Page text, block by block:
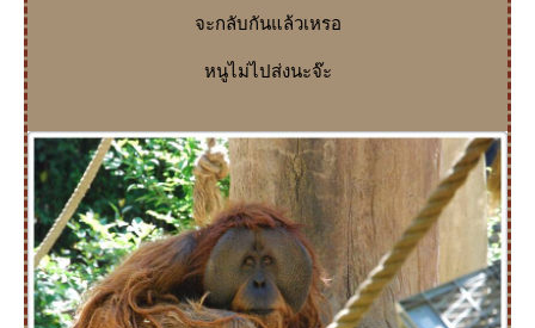
จะกลับกันแล้วเหรอ
หนูไม่ไปส่งนะจ๊ะ